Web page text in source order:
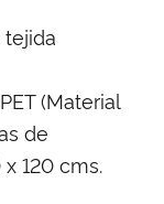
tejida
(Material
de
120 cms.